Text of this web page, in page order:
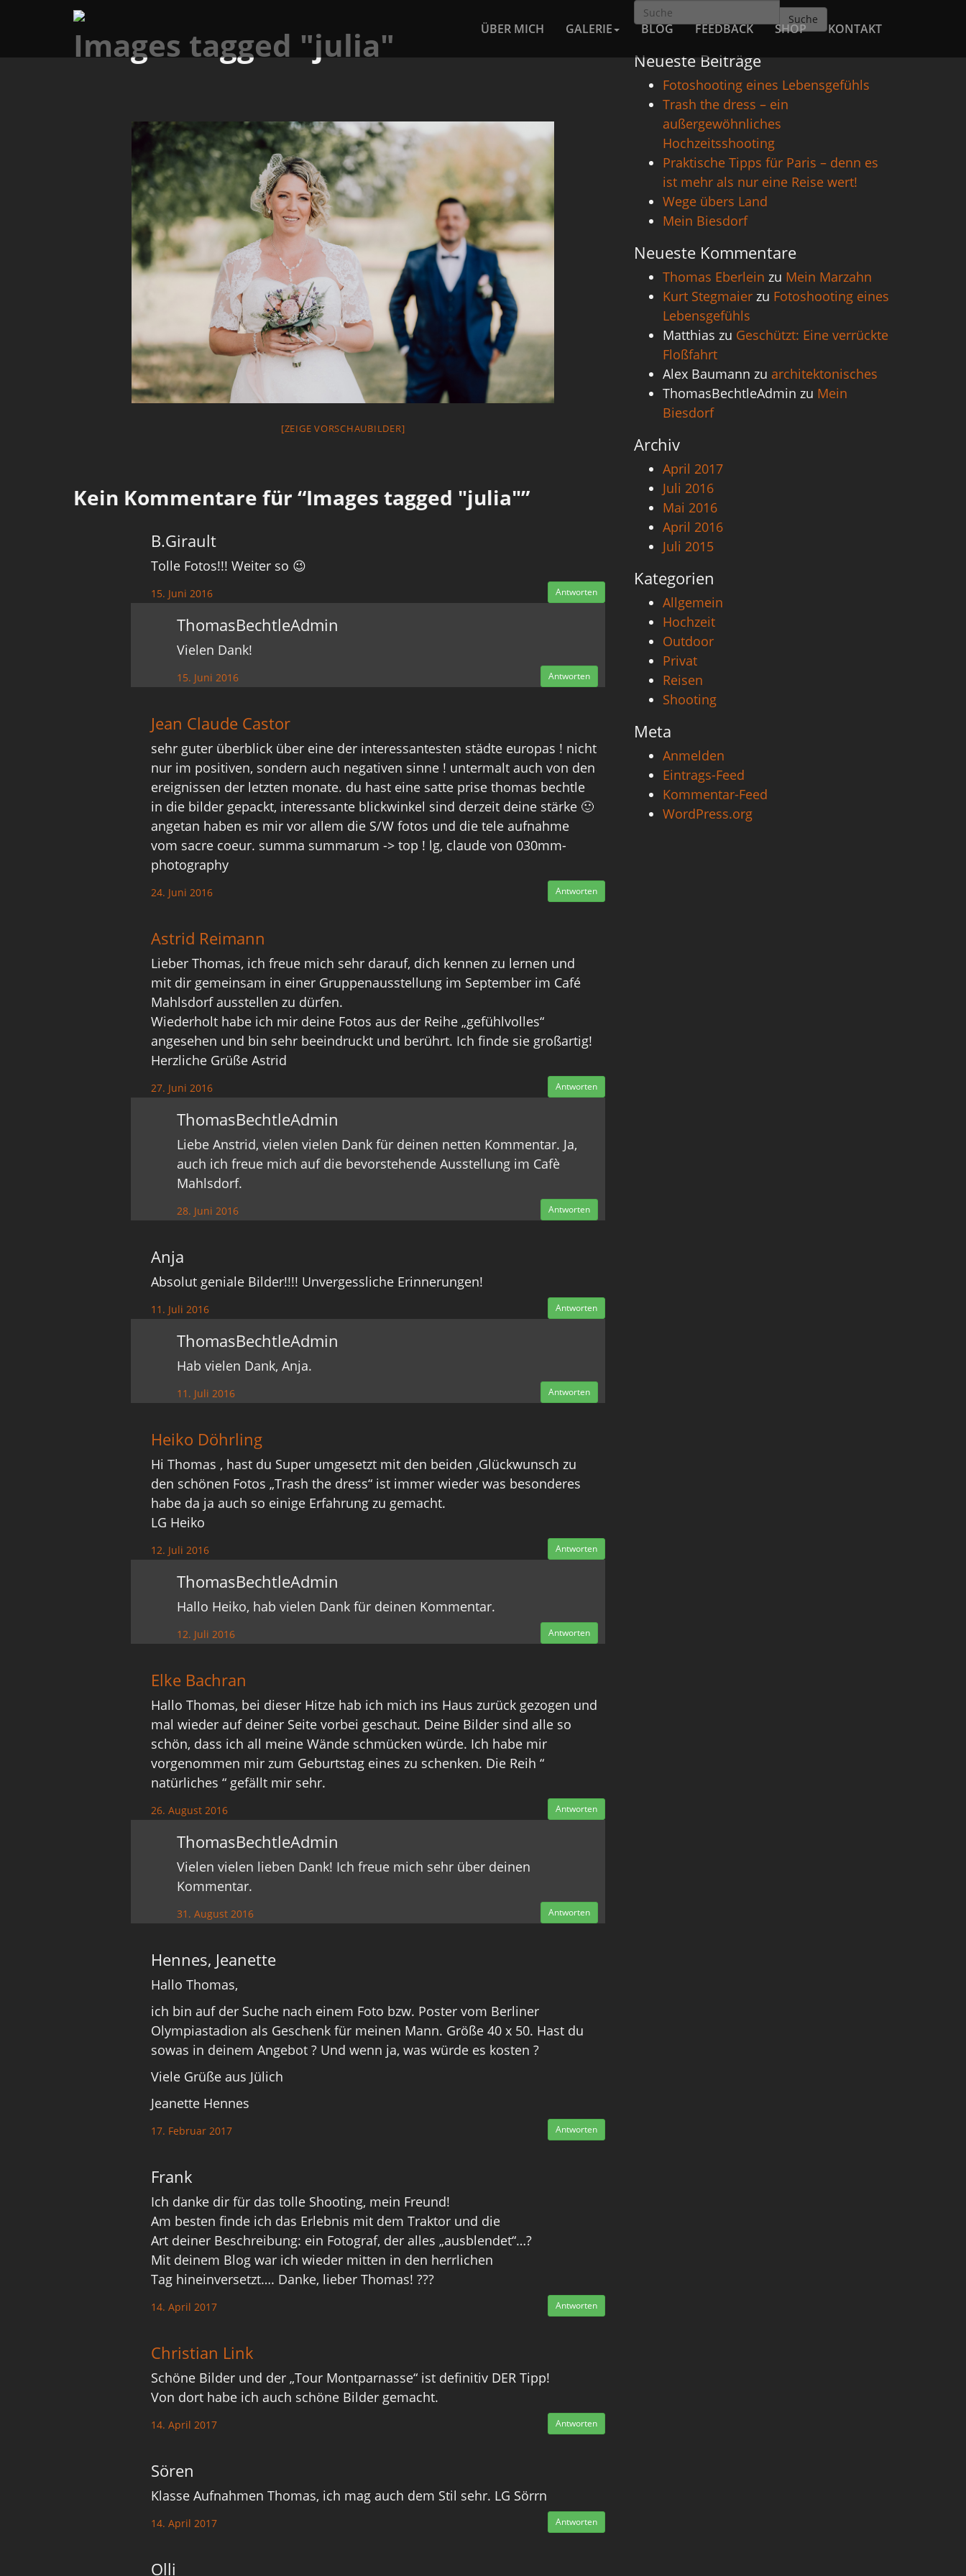
ÜBER MICH GALERIE BLOG FEEDBACK SHOP KONTAKT
Images tagged "julia"
[ZEIGE VORSCHAUBILDER]
Kein Kommentare für “Images tagged "julia"”
B.Girault
Tolle Fotos!!! Weiter so 😉
15. Juni 2016 Antworten
ThomasBechtleAdmin
Vielen Dank!
15. Juni 2016 Antworten
Jean Claude Castor
sehr guter überblick über eine der interessantesten städte europas ! nicht
nur im positiven, sondern auch negativen sinne ! untermalt auch von den
ereignissen der letzten monate. du hast eine satte prise thomas bechtle
in die bilder gepackt, interessante blickwinkel sind derzeit deine stärke 🙂
angetan haben es mir vor allem die S/W fotos und die tele aufnahme
vom sacre coeur. summa summarum -> top ! lg, claude von 030mm-
photography
24. Juni 2016 Antworten
Astrid Reimann
Lieber Thomas, ich freue mich sehr darauf, dich kennen zu lernen und
mit dir gemeinsam in einer Gruppenausstellung im September im Café
Mahlsdorf ausstellen zu dürfen.
Wiederholt habe ich mir deine Fotos aus der Reihe „gefühlvolles“
angesehen und bin sehr beeindruckt und berührt. Ich finde sie großartig!
Herzliche Grüße Astrid
27. Juni 2016 Antworten
ThomasBechtleAdmin
Liebe Anstrid, vielen vielen Dank für deinen netten Kommentar. Ja,
auch ich freue mich auf die bevorstehende Ausstellung im Cafè
Mahlsdorf.
28. Juni 2016 Antworten
Anja
Absolut geniale Bilder!!!! Unvergessliche Erinnerungen!
11. Juli 2016 Antworten
ThomasBechtleAdmin
Hab vielen Dank, Anja.
11. Juli 2016 Antworten
Heiko Döhrling
Hi Thomas , hast du Super umgesetzt mit den beiden ,Glückwunsch zu
den schönen Fotos „Trash the dress“ ist immer wieder was besonderes
habe da ja auch so einige Erfahrung zu gemacht.
LG Heiko
12. Juli 2016 Antworten
ThomasBechtleAdmin
Hallo Heiko, hab vielen Dank für deinen Kommentar.
12. Juli 2016 Antworten
Elke Bachran
Hallo Thomas, bei dieser Hitze hab ich mich ins Haus zurück gezogen und
mal wieder auf deiner Seite vorbei geschaut. Deine Bilder sind alle so
schön, dass ich all meine Wände schmücken würde. Ich habe mir
vorgenommen mir zum Geburtstag eines zu schenken. Die Reih “
natürliches “ gefällt mir sehr.
26. August 2016 Antworten
ThomasBechtleAdmin
Vielen vielen lieben Dank! Ich freue mich sehr über deinen
Kommentar.
31. August 2016 Antworten
Hennes, Jeanette
Hallo Thomas,
ich bin auf der Suche nach einem Foto bzw. Poster vom Berliner
Olympiastadion als Geschenk für meinen Mann. Größe 40 x 50. Hast du
sowas in deinem Angebot ? Und wenn ja, was würde es kosten ?
Viele Grüße aus Jülich
Jeanette Hennes
17. Februar 2017 Antworten
Frank
Ich danke dir für das tolle Shooting, mein Freund!
Am besten finde ich das Erlebnis mit dem Traktor und die
Art deiner Beschreibung: ein Fotograf, der alles „ausblendet“…?
Mit deinem Blog war ich wieder mitten in den herrlichen
Tag hineinversetzt…. Danke, lieber Thomas! ???
14. April 2017 Antworten
Christian Link
Schöne Bilder und der „Tour Montparnasse“ ist definitiv DER Tipp!
Von dort habe ich auch schöne Bilder gemacht.
14. April 2017 Antworten
Sören
Klasse Aufnahmen Thomas, ich mag auch dem Stil sehr. LG Sörrn
14. April 2017 Antworten
Olli
Suche
Neueste Beiträge
Fotoshooting eines Lebensgefühls
Trash the dress – ein
außergewöhnliches
Hochzeitsshooting
Praktische Tipps für Paris – denn es
ist mehr als nur eine Reise wert!
Wege übers Land
Mein Biesdorf
Neueste Kommentare
Thomas Eberlein zu Mein Marzahn
Kurt Stegmaier zu Fotoshooting eines
Lebensgefühls
Matthias zu Geschützt: Eine verrückte
Floßfahrt
Alex Baumann zu architektonisches
ThomasBechtleAdmin zu Mein
Biesdorf
Archiv
April 2017
Juli 2016
Mai 2016
April 2016
Juli 2015
Kategorien
Allgemein
Hochzeit
Outdoor
Privat
Reisen
Shooting
Meta
Anmelden
Eintrags-Feed
Kommentar-Feed
WordPress.org